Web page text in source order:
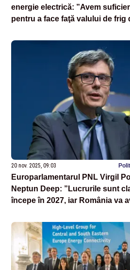
energie electrică: ”Avem
pentru a face faţă valului de frig
20 nov. 2025, 09:03
Europarlamentarul PNL Virgil
Neptun Deep: ”Lucrurile sunt
începe în 2027, iar România va